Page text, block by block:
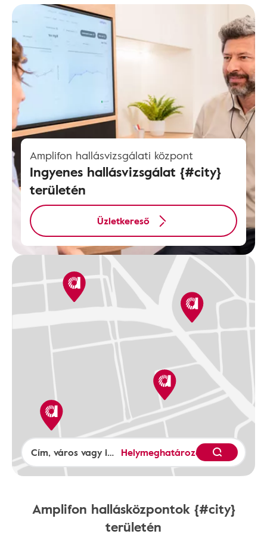
Amplifon hallásvizsgálati központ
Ingyenes hallásvizsgálat {#city}
területén
Üzletkereső
Helymeghatározás
Amplifon hallásközpontok {#city}
területén